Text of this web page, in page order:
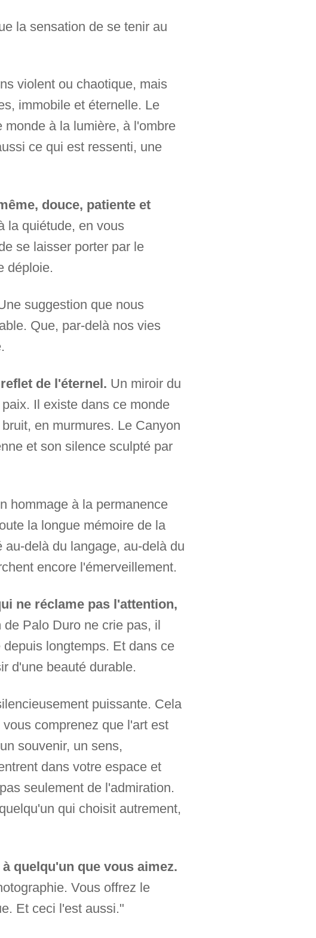
la sensation de se tenir au
violent ou chaotique, mais
immobile et éternelle. Le
à la lumière, à l'ombre
ce qui est ressenti, une
douce, patiente et
la quiétude, en vous
se laisser porter par le
déploie.
suggestion que nous
Que, par-delà nos vies
de l'éternel. Un miroir du
Il existe dans ce monde
en murmures. Le Canyon
et son silence sculpté par
hommage à la permanence
la longue mémoire de la
delà du langage, au-delà du
encore l'émerveillement.
ne réclame pas l'attention,
Palo Duro ne crie pas, il
longtemps. Et dans ce
d'une beauté durable.
puissante. Cela
comprenez que l'art est
souvenir, un sens,
dans votre espace et
seulement de l'admiration.
qui choisit autrement,
quelqu'un que vous aimez.
Vous offrez le
Et ceci l'est aussi."